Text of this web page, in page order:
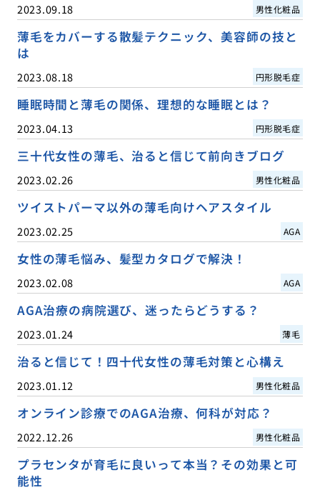
2023.09.18 男性化粧品
薄毛をカバーする散髪テクニック、美容師の技と
は
2023.08.18 円形脱毛症
睡眠時間と薄毛の関係、理想的な睡眠とは？
2023.04.13 円形脱毛症
三十代女性の薄毛、治ると信じて前向きブログ
2023.02.26 男性化粧品
ツイストパーマ以外の薄毛向けヘアスタイル
2023.02.25 AGA
女性の薄毛悩み、髪型カタログで解決！
2023.02.08 AGA
AGA治療の病院選び、迷ったらどうする？
2023.01.24 薄毛
治ると信じて！四十代女性の薄毛対策と心構え
2023.01.12 男性化粧品
オンライン診療でのAGA治療、何科が対応？
2022.12.26 男性化粧品
プラセンタが育毛に良いって本当？その効果と可
能性